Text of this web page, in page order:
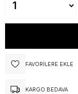
FAVORILERE EKLE
KARGO BEDAVA